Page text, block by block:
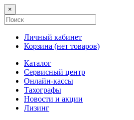
×
Личный кабинет
Корзина (нет товаров)
Каталог
Сервисный центр
Онлайн-кассы
Тахографы
Новости и акции
Лизинг